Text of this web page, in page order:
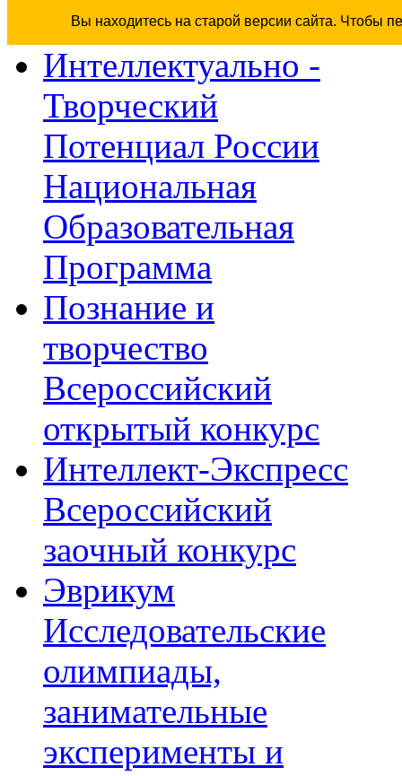
Вы находитесь на старой версии сайта. Чтобы
Интеллектуально -
Творческий
Потенциал России
Национальная
Образовательная
Программа
Познание и
творчество
Всероссийский
открытый конкурс
Интеллект-Экспресс
Всероссийский
заочный конкурс
Эврикум
Исследовательские
олимпиады,
занимательные
эксперименты и